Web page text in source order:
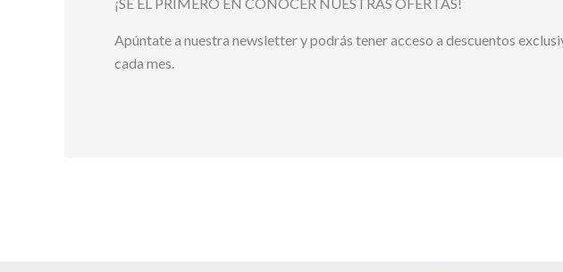
Apúntate a nuestra newsletter y podrás tener acceso a descuentos
cada mes.